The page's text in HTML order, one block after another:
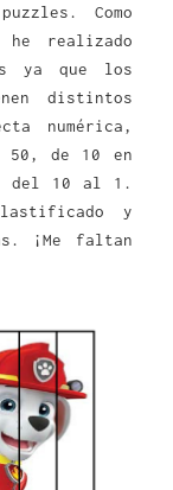
Como
he realizado
ya que los
distintos
numérica,
50, de 10 en
del 10 al 1.
y
¡Me faltan